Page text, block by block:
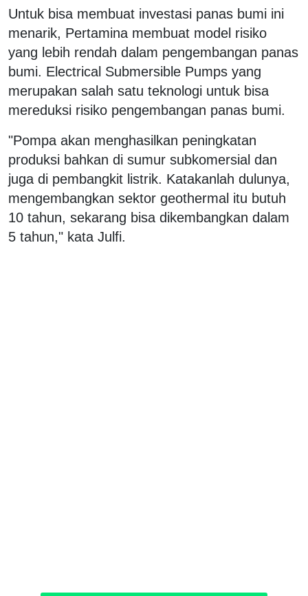
Untuk bisa membuat investasi panas bumi ini
menarik, Pertamina membuat model risiko
yang lebih rendah dalam pengembangan panas
bumi. Electrical Submersible Pumps yang
merupakan salah satu teknologi untuk bisa
mereduksi risiko pengembangan panas bumi.
"Pompa akan menghasilkan peningkatan
produksi bahkan di sumur subkomersial dan
juga di pembangkit listrik. Katakanlah dulunya,
mengembangkan sektor geothermal itu butuh
10 tahun, sekarang bisa dikembangkan dalam
5 tahun," kata Julfi.